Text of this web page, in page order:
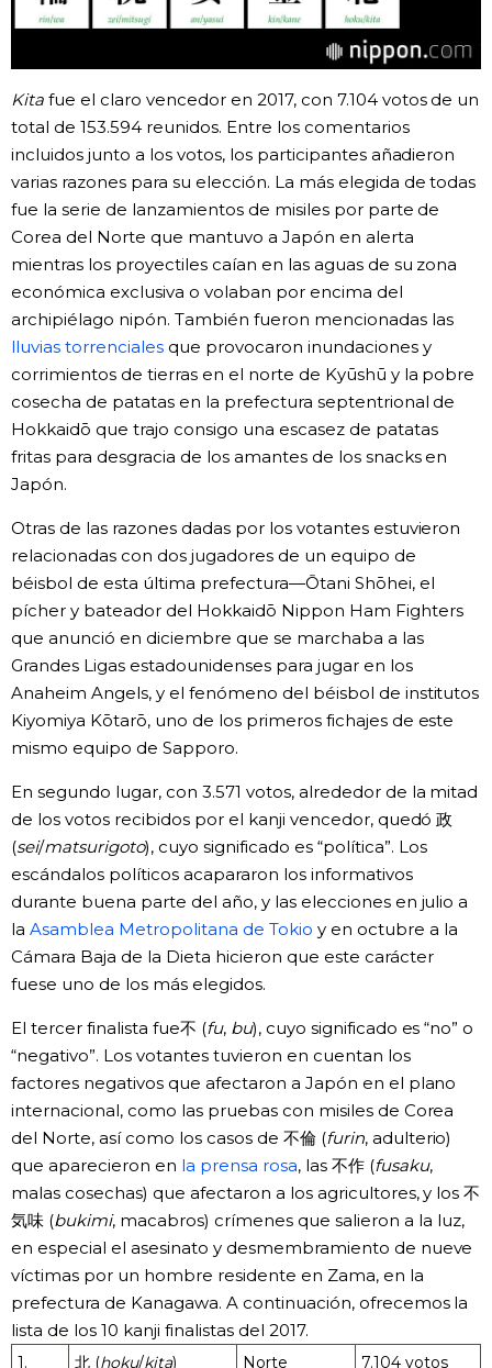
Kitafue el claro vencedor en 2017, con 7.104 votos de un
total de 153.594 reunidos. Entre los comentarios
incluidos junto a los votos, los participantes añadieron
varias razones para su elección. La más elegida de todas
fue la serie de lanzamientos de misiles por parte de
Corea del Norte que mantuvo a Japón en alerta
mientras los proyectiles caían en las aguas de su zona
económica exclusiva o volaban por encima del
archipiélago nipón. También fueron mencionadas las
lluvias torrencialesque provocaron inundaciones y
corrimientos de tierras en el norte de Kyūshū y la pobre
cosecha de patatas en la prefectura septentrional de
Hokkaidō que trajo consigo una escasez de patatas
fritas para desgracia de los amantes de los snacks en
Japón.
Otras de las razones dadas por los votantes estuvieron
relacionadas con dos jugadores de un equipo de
béisbol de esta última prefectura—Ōtani Shōhei, el
pícher y bateador del Hokkaidō Nippon Ham Fighters
que anunció en diciembre que se marchaba a las
Grandes Ligas estadounidenses para jugar en los
Anaheim Angels, y el fenómeno del béisbol de institutos
Kiyomiya Kōtarō, uno de los primeros fichajes de este
mismo equipo de Sapporo.
En segundo lugar, con 3.571 votos, alrededor de la mitad
de los votos recibidos por el kanji vencedor, quedó 政
(sei/matsurigoto), cuyo significado es “política”. Los
escándalos políticos acapararon los informativos
durante buena parte del año, y las elecciones en julio a
la Asamblea Metropolitana de Tokio y en octubre a la
Cámara Baja de la Dieta hicieron que este carácter
fuese uno de los más elegidos.
El tercer finalista fue不 (fu, bu), cuyo significado es “no” o
“negativo”. Los votantes tuvieron en cuentan los
factores negativos que afectaron a Japón en el plano
internacional, como las pruebas con misiles de Corea
del Norte, así como los casos de 不倫 (furin, adulterio)
que aparecieron en la prensa rosa, las 不作 (fusaku,
malas cosechas) que afectaron a los agricultores, y los 不
気味 (bukimi, macabros) crímenes que salieron a la luz,
en especial el asesinato y desmembramiento de nueve
víctimas por un hombre residente en Zama, en la
prefectura de Kanagawa. A continuación, ofrecemos la
lista de los 10 kanji finalistas del 2017.
1. 北 (hoku/kita) Norte 7.104 votos